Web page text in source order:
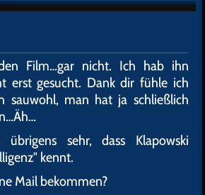
Film…gar nicht. Ich hab ihn
erst gesucht. Dank dir fühle ich
sauwohl, man hat ja schließlich
sehr, dass Klapowski
kennt.
Mail bekommen?